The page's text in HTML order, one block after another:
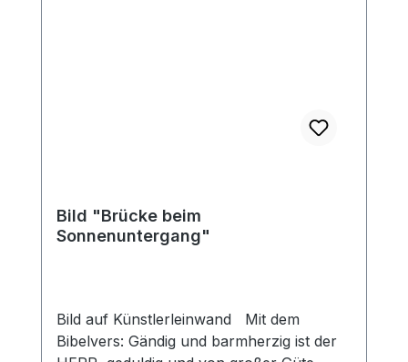
Bild "Brücke beim
Sonnenuntergang"
Bild auf Künstlerleinwand Mit dem
Bibelvers: Gändig und barmherzig ist der